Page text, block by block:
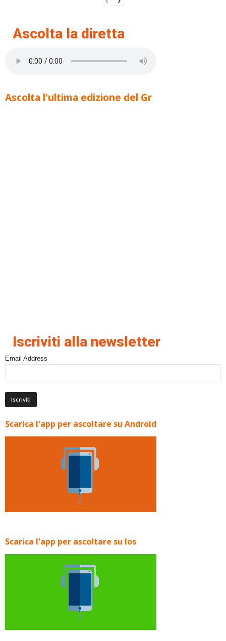
Ascolta la diretta
Ascolta l'ultima edizione del Gr
Iscriviti alla newsletter
Email Address
Scarica l'app per ascoltare su Android
Scarica l'app per ascoltare su Ios